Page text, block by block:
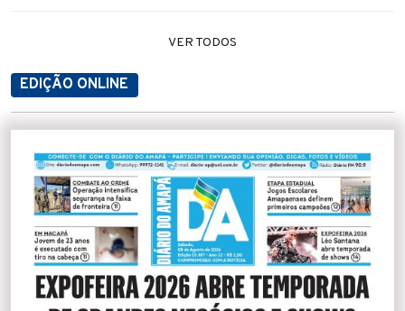
VER TODOS
EDIÇÃO ONLINE